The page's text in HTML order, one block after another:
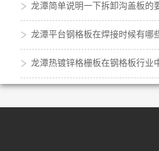
龙潭简单说明一下拆卸沟盖板的
龙潭平台钢格板在焊接时候有哪
龙潭热镀锌格栅板在钢格板行业